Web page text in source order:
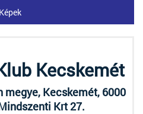
Képek
Kecskemét
megye, Kecskemét, 6000
Krt 27.